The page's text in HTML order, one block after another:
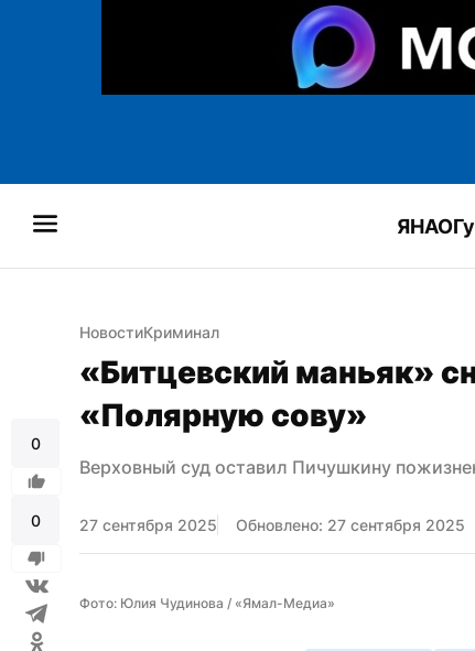
ЯНАО
0
0
НовостиКриминал
«Битцевский маньяк»
«Полярную сову»
Верховный суд оставил Пичушкину
27 сентября 2025 Обновлено: 27 сентября 2025
Фото: Юлия Чудинова / «Ямал-Медиа»